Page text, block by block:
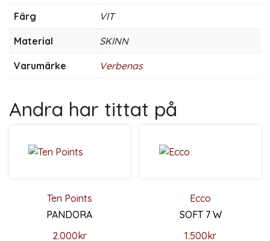
Färg VIT
Material SKINN
Varumärke Verbenas
Andra har tittat på
Ten Points
PANDORA
2.000kr
Ecco
SOFT 7 W
1.500kr